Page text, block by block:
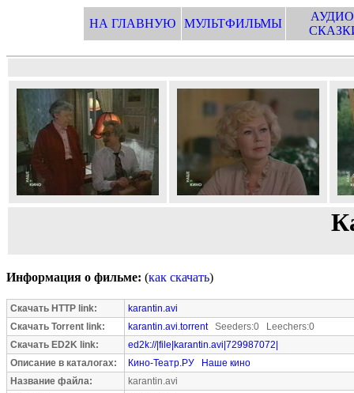
НА ГЛАВНУЮ МУЛЬТФИЛЬМЫ
Информация о фильме: (как скачать)
Скачать HTTP link:
karantin.avi
Скачать Torrent link:
karantin.avi.torrentSeeders:0 Leechers:0
Скачать ED2K link:
ed2k://|file|karantin.avi|729987072|
Описание в каталогах:
Кино-Театр.РУ
Наше кино
Название файла:
karantin.avi